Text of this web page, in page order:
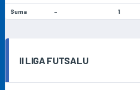
Suma - 1
II LIGA FUTSALU